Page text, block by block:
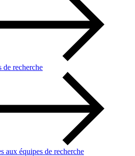
de recherche
aux équipes de recherche